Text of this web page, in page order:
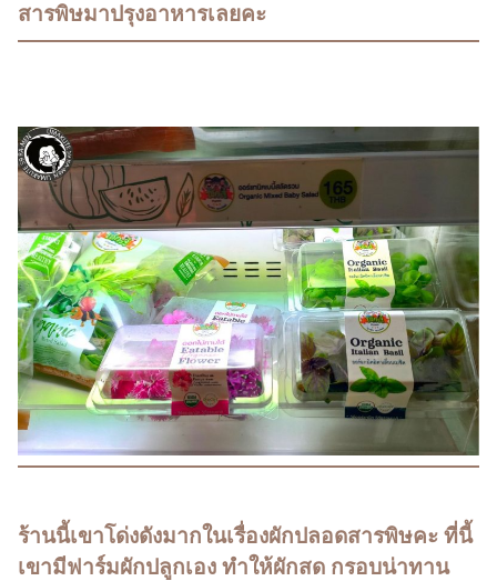
สารพิษมาปรุงอาหารเลยคะ
​ร้านนี้เขาโด่งดังมากในเรื่องผักปลอดสารพิษคะ ที่นี้
เขามีฟาร์มผักปลูกเอง ทำให้ผักสด กรอบน่าทาน